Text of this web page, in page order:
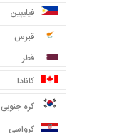
فیلیپین
قبرس
قطر
کانادا
کره جنوبی
کرواسی